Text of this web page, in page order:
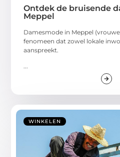
Ontdek de bruisende
Meppel
Damesmode in Meppel
fenomeen dat zowel lokale
aanspreekt.
...
WINKELEN